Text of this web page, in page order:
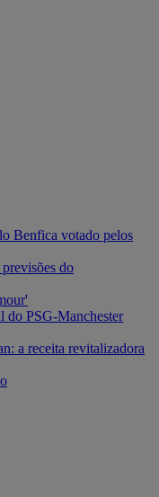
Benfica votado pelos
do
do PSG-Manchester
a receita revitalizadora